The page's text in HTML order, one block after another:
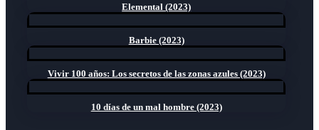
Elemental (2023)
Barbie (2023)
Vivir 100 años: Los secretos de las zonas azules (2023)
10 días de un mal hombre (2023)